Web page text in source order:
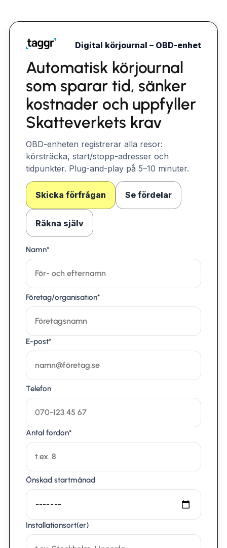
Digital körjournal – OBD-enhet
Automatisk körjournal
som sparar tid, sänker
kostnader och uppfyller
Skatteverkets krav
OBD-enheten registrerar alla resor:
körsträcka, start/stopp-adresser och
tidpunkter. Plug-and-play på 5–10 minuter.
Skicka förfrågan Se fördelar
Räkna själv
Namn*
Företag/organisation*
E-post*
Telefon
Antal fordon*
Önskad startmånad
Installationsort(er)